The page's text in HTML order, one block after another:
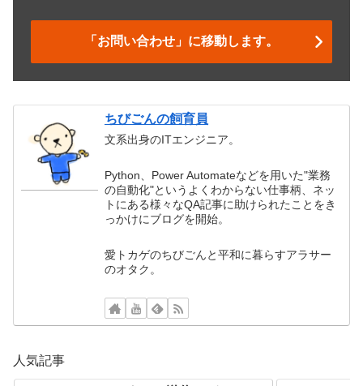
「お問い合わせ」に移動します。
ちびごんの飼育員
文系出身のITエンジニア。
Python、Power Automateなどを用いた"業務
の自動化"というよくわからない仕事柄、ネッ
トにある様々なQA記事に助けられたことをき
っかけにブログを開始。
愛トカゲのちびごんと平和に暮らすアラサー
のオタク。
人気記事